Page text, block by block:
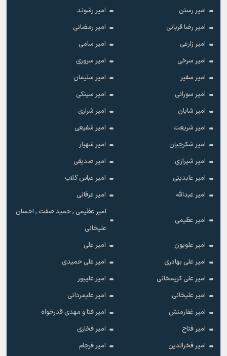
امیر رستن
امیر رشوند
امیر رضا قربانی
امیر رمضانی
امیر زارعی
امیر سامی
امیر سرخی
امیر سروری
امیر سفیر
امیر سلیمان
امیر سورانی
امیر سینکی
امیر شایان
امیر شراری
امیر شریعت
امیر شفیعی
امیر شکرچیان
امیر شهیار
امیر شیرازی
امیر صدیقی
امیر عابدینی
امیر عباس گلاب
امیر عبدالله
امیر عرفانی
امیر عظیمی
امیر عظیمی , حمید صفت , احسان
علیخانی
امیر علویون
امیر علی
امیر علی بهادری
امیر علی حمیدی
امیر علی کریمخانی
امیر علیپور
امیر علیخانی
امیر علیمردانی
امیر غفارمنش
امیر فتا و مهدی قدرخواه
امیر فتاح
امیر فخاری
امیر فخرالدین
امیر فرجام